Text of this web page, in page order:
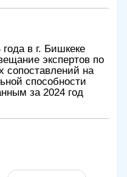
в г. Бишкеке
экспертов по
сопоставлений на
способности
за 2024 год